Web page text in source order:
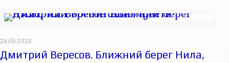
29.05.2026
Дмитрий Вересов. Ближний берег Нила,